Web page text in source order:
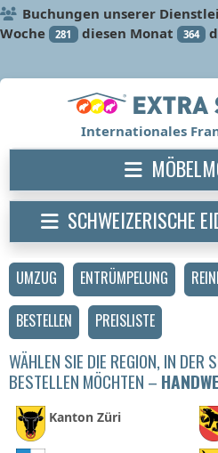
Buchungen unserer
Woche
281 diesen Monat 364
UMZUG ENTRÜMPELUNG
BESTELLEN
PREISLISTE
WÄHLEN SIE DIE REGION, IN DER
BESTELLEN MÖCHTEN –
Kanton Züri
Internationales
SCHWEIZERISCHE